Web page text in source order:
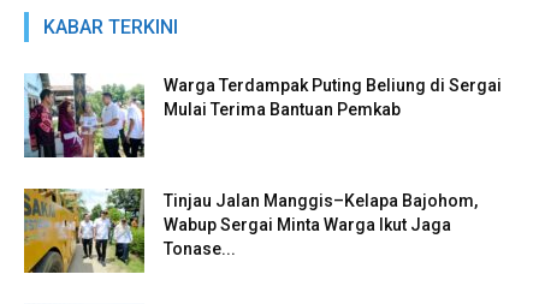
KABAR TERKINI
Warga Terdampak Puting Beliung di Sergai
Mulai Terima Bantuan Pemkab
Tinjau Jalan Manggis–Kelapa Bajohom,
Wabup Sergai Minta Warga Ikut Jaga
Tonase...